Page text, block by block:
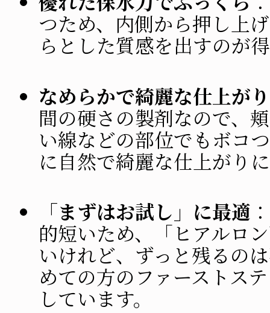
つため、内側から押し上
らとした質感を出すのが
なめらかで綺麗な仕上がり
間の硬さの製剤なので、
い線などの部位でもボコ
に自然で綺麗な仕上がり
「まずはお試し」に最適
的短いため、「ヒアルロ
いけれど、ずっと残るの
めての方のファーストス
しています。